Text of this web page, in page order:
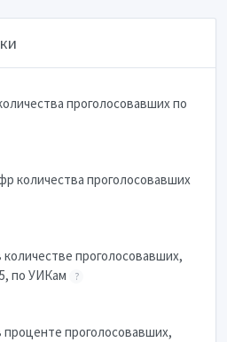
проголосовавших по
количества проголосовавших
проголосовавших,
по УИКам
?
проголосовавших,